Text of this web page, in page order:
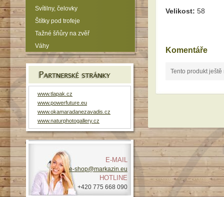
Velikost: 58
Komentáře
Tento produkt
Svítilny, čelovky
Štítky pod trofeje
Tažné šňůry na zvěř
Váhy
www.tlapak.cz
www.powerfuture.eu
www.okamaradanezavadis.cz
www.naturphotogallery.cz
E-MAIL
e-shop@markazin.eu
HOTLINE
+420 775 668 090